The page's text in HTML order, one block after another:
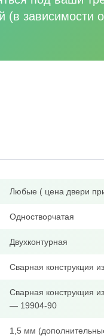
(в зависимости
Любые ( цена двери
Одностворчатая
Двухконтурная
Сварная конструкция
Сварная конструкция
— 19904-90
1,5 мм